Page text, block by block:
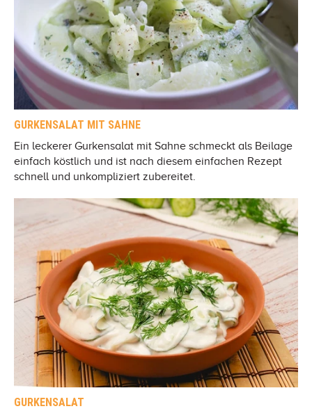
GURKENSALAT MIT SAHNE
Ein leckerer Gurkensalat mit Sahne schmeckt als Beilage
einfach köstlich und ist nach diesem einfachen Rezept
schnell und unkompliziert zubereitet.
GURKENSALAT